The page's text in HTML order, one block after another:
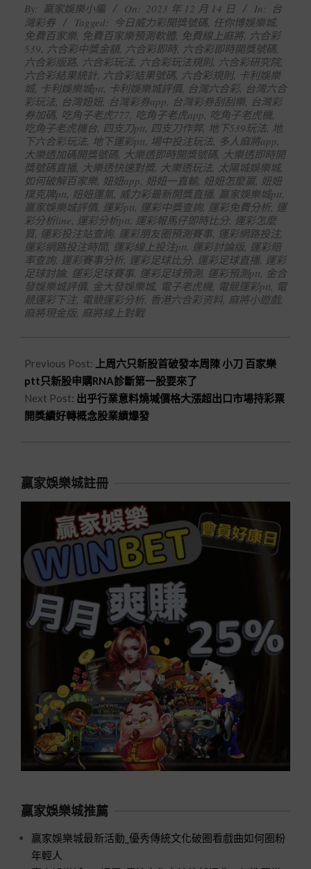
12-
14
By: 贏家娛樂小編 On: 2023 年 12 月 14 日 In: 台
灣彩券
Tagged: 今日威力彩開獎號碼, 任你博娛樂城,
免費百家樂, 免費百家樂預測軟體, 免費線上麻將, 六合彩
539, 六合彩中獎金額, 六合彩即時, 六合彩即時開獎號碼,
六合彩版路, 六合彩玩法, 六合彩玩法規則, 六合彩研究院,
六合彩結果統計, 六合彩結果號碼, 六合彩規則, 卡利娛樂
城, 卡利娛樂城ptt, 卡利娛樂城評價, 台灣六合彩, 台灣六合
彩玩法, 台灣妞妞, 台灣彩券app, 台灣彩券刮刮樂, 台灣彩
券加碼, 吃角子老虎777, 吃角子老虎app, 吃角子老虎機,
吃角子老虎機台, 四支刀ptt, 四支刀作弊, 地下539玩法, 地
下六合彩玩法, 地下運彩ptt, 場中投注玩法, 多人麻將app,
大樂透加碼開獎號碼, 大樂透即時開獎號碼, 大樂透即時開
獎號碼直播, 大樂透快速對獎, 大樂透玩法, 太陽城娛樂城,
如何破解百家樂, 妞妞app, 妞妞一直輸, 妞妞怎麼贏, 妞妞
撲克牌ptt, 妞妞運氣, 威力彩最新開獎直播, 贏家娛樂城ptt,
贏家娛樂城評價, 運彩ptt, 運彩中獎查詢, 運彩免費分析, 運
彩分析line, 運彩分析ptt, 運彩報馬仔即時比分, 運彩怎麼
買, 運彩投注站查詢, 運彩朋友圈預測賽事, 運彩網路投注,
運彩網路投注時間, 運彩線上投注ptt, 運彩討論版, 運彩賠
率查詢, 運彩賽事分析, 運彩足球比分, 運彩足球直播, 運彩
足球討論, 運彩足球賽事, 運彩足球預測, 運彩預測ptt, 金合
發娛樂城評價, 金大發娛樂城, 電子老虎機, 電競運彩ptt, 電
競運彩下注, 電競運彩分析, 香港六合彩资料, 麻將小遊戲,
麻將現金版, 麻將線上對戰
Previous Post:
上周六只新股首破發本周陳 小刀 百家樂
ptt只新股申購RNA診斷第一股要來了
Next Post: 出乎行業意料燒堿價格大漲超出口市場持彩票
開獎續好轉概念股業績爆發
贏家娛樂城註冊
贏家娛樂城推薦
贏家娛樂城最新活動_優秀傳統文化破圈看戲曲如何圈粉
年輕人